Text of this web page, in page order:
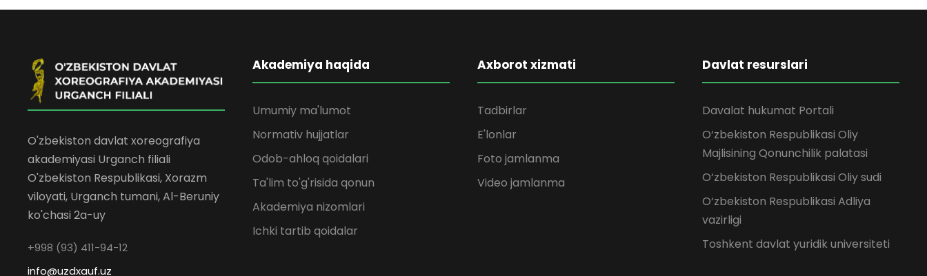
O'zbekiston davlat xoreografiya
akademiyasi Urganch filiali
O'zbekiston Respublikasi, Xorazm
viloyati, Urganch tumani, Al-Beruniy
ko'chasi 2a-uy
+998 (93) 411-94-12
info@uzdxauf.uz
Akademiya haqida
Umumiy ma'lumot
Normativ hujjatlar
Odob-ahloq qoidalari
Ta'lim to'g'risida qonun
Akademiya nizomlari
Ichki tartib qoidalar
Axborot xizmati
Tadbirlar
E'lonlar
Foto jamlanma
Video jamlanma
Davlat resurslari
Davalat hukumat Portali
O‘zbekiston Respublikasi Oliy
Majlisining Qonunchilik palatasi
O‘zbekiston Respublikasi Oliy sudi
O‘zbekiston Respublikasi Adliya
vazirligi
Toshkent davlat yuridik universiteti